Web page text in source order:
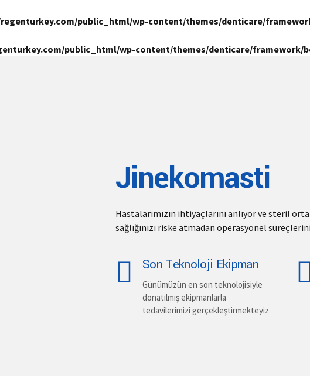
regenturkey.com/public_html/wp-content/themes/denticare/
public_html/wp-content/themes/denticare/
Jinekomasti
Hastalarımızın ihtiyaçlarını anlıyor ve steril
sağlığınızı riske atmadan operasyonel
Son Teknoloji Ekipman
Günümüzün en son teknolojisiyle
donatılmış ekipmanlarla
tedavilerimizi gerçekleştirmekteyiz